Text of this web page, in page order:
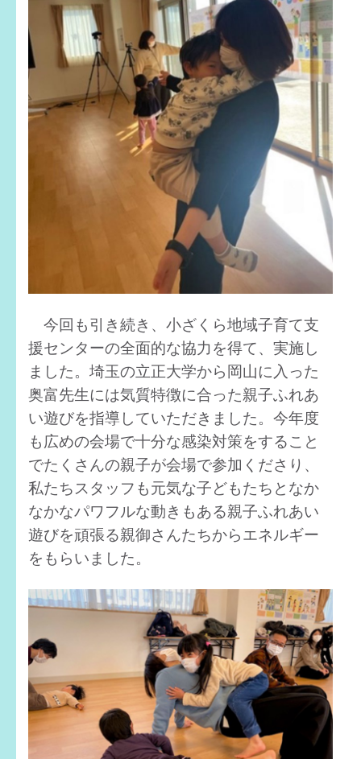
今回も引き続き、小ざくら地域子育て支
援センターの全面的な協力を得て、実施し
ました。埼玉の立正大学から岡山に入った
奥富先生には気質特徴に合った親子ふれあ
い遊びを指導していただきました。今年度
も広めの会場で十分な感染対策をすること
でたくさんの親子が会場で参加くださり、
私たちスタッフも元気な子どもたちとなか
なかなパワフルな動きもある親子ふれあい
遊びを頑張る親御さんたちからエネルギー
をもらいました。